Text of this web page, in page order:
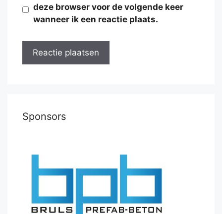
deze browser voor de volgende keer
wanneer ik een reactie plaats.
Sponsors